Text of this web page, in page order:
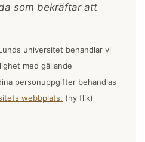
som bekräftar att
universitet behandlar vi
med gällande
personuppgifter behandlas
webbplats. (ny flik)